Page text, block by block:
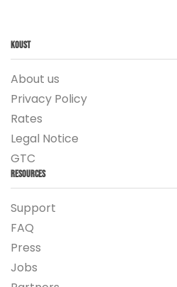
Koust
About us
Privacy Policy
Rates
Legal Notice
GTC
Resources
Support
FAQ
Press
Jobs